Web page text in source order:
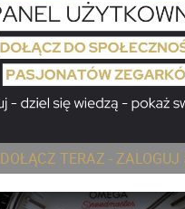
DOŁĄCZ TERAZ - ZALOGUJ